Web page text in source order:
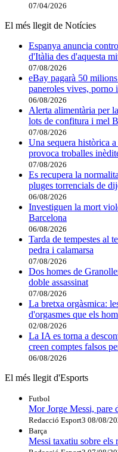
07/04/2026
El més llegit de Notícies
Espanya anuncia
d'Itàlia des d'aquesta
07/08/2026
eBay pagarà 50
paneroles vives, porno
06/08/2026
Alerta alimentària per
lots de confitura i mel
07/08/2026
Una sequera històrica
provoca troballes
07/08/2026
Es recupera la
pluges torrencials de
06/08/2026
Investiguen la mort
Barcelona
06/08/2026
Tarda de tempestes al
pedra i calamarsa
07/08/2026
Dos homes de
doble assassinat
07/08/2026
La bretxa orgàsmica:
d'orgasmes que els
02/08/2026
La IA es torna a
creen comptes falsos
06/08/2026
El més llegit d'Esports
Futbol
Mor Jorge Messi, pare
Redacció Esport3 08/08/
Barça
Messi taxatiu sobre els